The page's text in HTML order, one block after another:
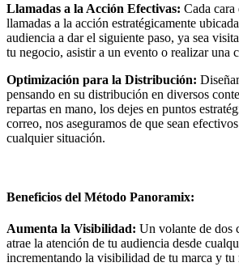
Llamadas a la Acción Efectivas: Cada
llamadas a la acción estratégicamente
audiencia a dar el siguiente paso, ya sea
tu negocio, asistir a un evento o realizar una
Optimización para la Distribución:
pensando en su distribución en diversos
repartas en mano, los dejes en puntos
correo, nos aseguramos de que sean
cualquier situación.
Beneficios del Método Panoramix:
Aumenta la Visibilidad: Un volante de dos
atrae la atención de tu audiencia desde
incrementando la visibilidad de tu marca y tu